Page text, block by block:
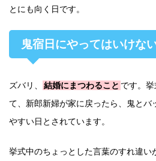
とにも向く日です。
鬼宿日にやってはいけな
ズバリ、 結婚にまつわること です。
て、新郎新婦が家に戻ったら、鬼とバ
やすい日とされています。
挙式中のちょっとした言葉のすれ違い